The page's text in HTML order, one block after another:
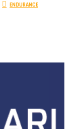
ENDURANCE